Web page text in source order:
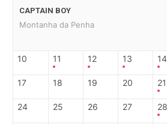
CAPTAIN BOY
Montanha da Penha
10 11 12 13 14
17 18 19 20 21
24 25 26 27 28